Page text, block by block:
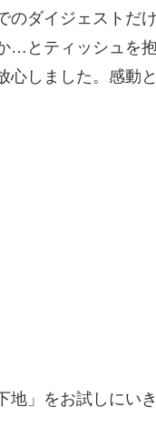
ダイジェストだ
…とティッシュを
心しました。感動
地」をお試しにい